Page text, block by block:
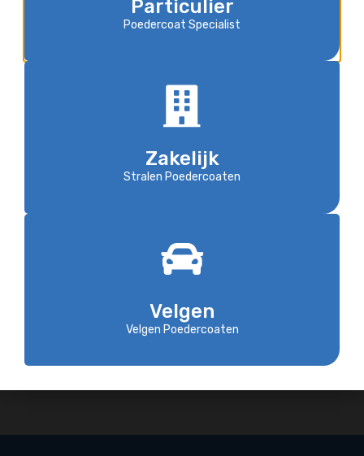
Particulier
Poedercoat Specialist
Zakelijk
Stralen Poedercoaten
Velgen
Velgen Poedercoaten